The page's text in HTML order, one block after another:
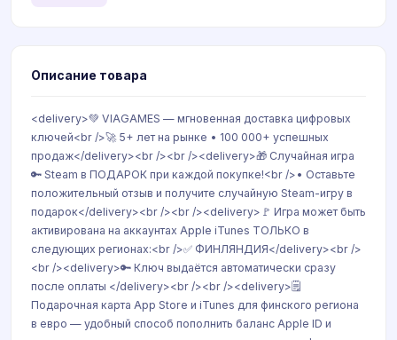
Описание товара
<delivery>💚 VIAGAMES — мгновенная доставка цифровых
ключей<br />🚀 5+ лет на рынке • 100 000+ успешных
продаж</delivery><br /><br /><delivery>🎁 Случайная игра
🔑 Steam в ПОДАРОК при каждой покупке!<br />• Оставьте
положительный отзыв и получите случайную Steam-игру в
подарок</delivery><br /><br /><delivery>🚩 Игра может быть
активирована на аккаунтах Apple iTunes ТОЛЬКО в
следующих регионах:<br />✅ ФИНЛЯНДИЯ</delivery><br />
<br /><delivery>🔑 Ключ выдаётся автоматически сразу
после оплаты </delivery><br /><br /><delivery>🗒️
Подарочная карта App Store и iTunes для финского региона
в евро — удобный способ пополнить баланс Apple ID и